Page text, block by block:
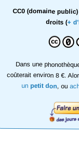
CC0 (domaine
droits (+
Dans une
coûterait environ 8 €.
un petit don, ou